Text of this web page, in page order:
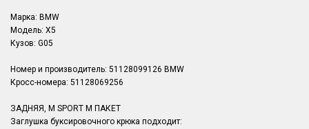
Марка: BMW
Модель: X5
Кузов: G05
Номер и производитель: 51128099126 BMW
Кросс-номера: 51128069256
ЗАДНЯЯ, M SPORT М ПАКЕТ
Заглушка буксировочного крюка подходит: